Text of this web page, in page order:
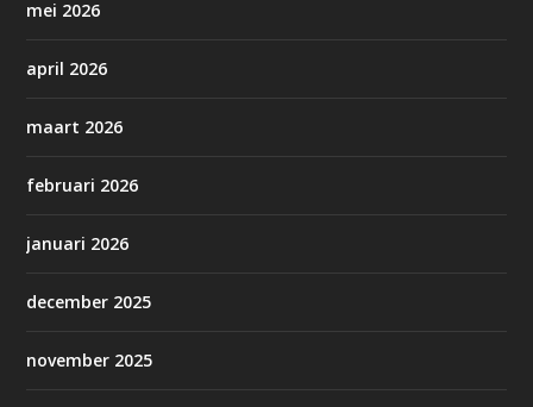
mei 2026
april 2026
maart 2026
februari 2026
januari 2026
december 2025
november 2025